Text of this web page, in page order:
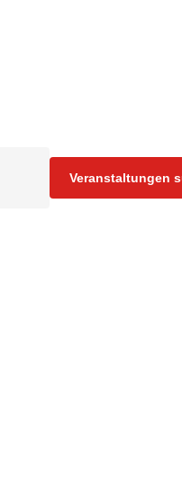
Veranstaltungen